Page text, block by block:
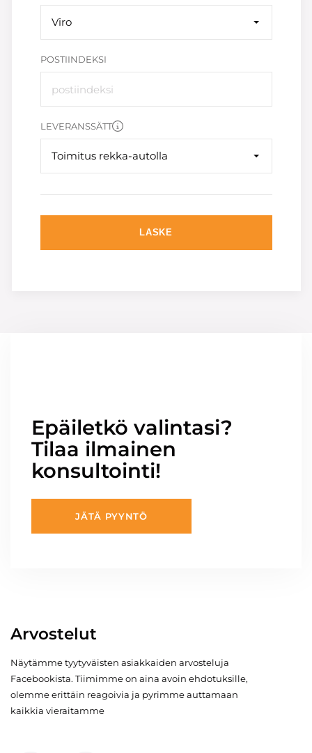
Viro
POSTIINDEKSI
LEVERANSSÄTT
Toimitus rekka-autolla
LASKE
Epäiletkö valintasi?
Tilaa ilmainen
konsultointi!
JÄTÄ PYYNTÖ
Arvostelut
Näytämme tyytyväisten asiakkaiden arvosteluja
Facebookista. Tiimimme on aina avoin ehdotuksille,
olemme erittäin reagoivia ja pyrimme auttamaan
kaikkia vieraitamme